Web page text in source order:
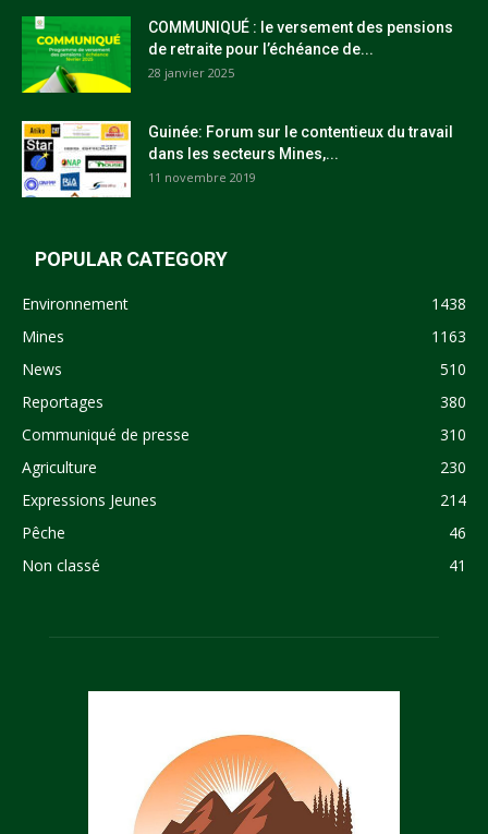
COMMUNIQUÉ : le versement des pensions
de retraite pour l’échéance de...
28 janvier 2025
Guinée: Forum sur le contentieux du travail
dans les secteurs Mines,...
11 novembre 2019
POPULAR CATEGORY
Environnement
1438
Mines
1163
News
510
Reportages
380
Communiqué de presse
310
Agriculture
230
Expressions Jeunes
214
Pêche
46
Non classé
41